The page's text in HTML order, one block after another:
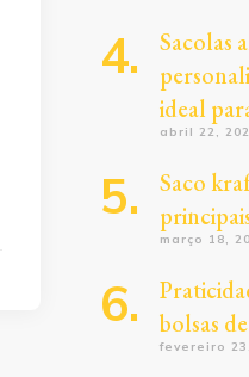
Sacolas
ideal
abril 22,
Saco
março 18,
bolsas
fevereiro